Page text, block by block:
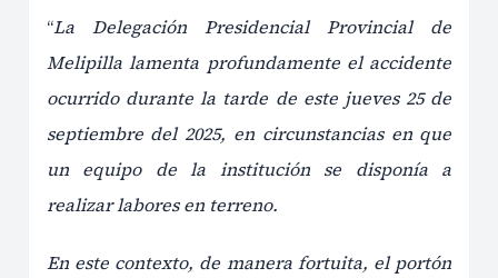
“La Delegación Presidencial Provincial de
Melipilla lamenta profundamente el accidente
ocurrido durante la tarde de este jueves 25 de
septiembre del 2025, en circunstancias en que
un equipo de la institución se disponía a
realizar labores en terreno.
En este contexto, de manera fortuita, el portón